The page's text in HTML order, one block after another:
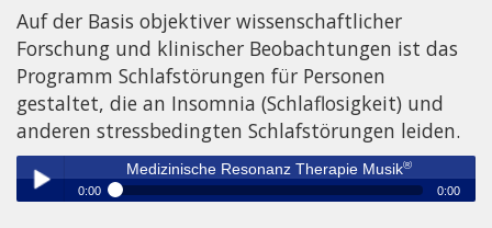
Auf der Basis objektiver wissenschaftlicher
Forschung und klinischer Beobachtungen ist das
Programm Schlafstörungen für Personen
gestaltet, die an Insomnia (Schlaflosigkeit) und
anderen stressbedingten Schlafstörungen leiden.
Medizinische Resonanz Therapie Musik®
0:00 0:00